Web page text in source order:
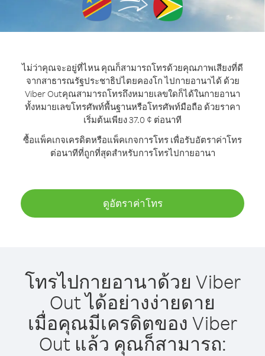
ไม่ว่าคุณจะอยู่ที่ไหน คุณก็สามารถโทรด้วยคุณภาพเสียงที่ดี
จากสาธารณรัฐประชาธิปไตยคองโก ไปกายอานาได้ ด้วย
Viber Outคุณสามารถโทรถึงหมายเลขใดก็ได้ในกายอานา
ทั้งหมายเลขโทรศัพท์พื้นฐานหรือโทรศัพท์มือถือ ด้วยราคา
เริ่มต้นเพียง 37.0 ¢ ต่อนาที
ซื้อแพ็คเกจเครดิตหรือแพ็คเกจการโทร เพื่อรับอัตราค่าโทร
ต่อนาทีที่ถูกที่สุดสำหรับการโทรไปกายอานา
ดูอัตราค่าโทร
โทรไปกายอานาด้วย Viber
Out ได้อย่างง่ายดาย
เมื่อคุณมีเครดิตของ Viber
Out แล้ว คุณก็สามารถ: